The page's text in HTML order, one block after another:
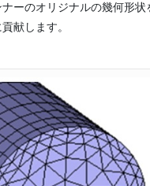
ーのオリジナルの幾何形
献します。